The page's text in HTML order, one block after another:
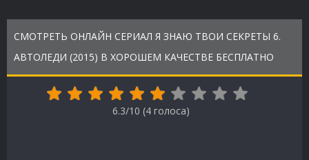
СМОТРЕТЬ ОНЛАЙН СЕРИАЛ Я ЗНАЮ ТВОИ СЕКРЕТЫ 6.
АВТОЛЕДИ (2015) В ХОРОШЕМ КАЧЕСТВЕ БЕСПЛАТНО
6.3/10 (4 голоса)